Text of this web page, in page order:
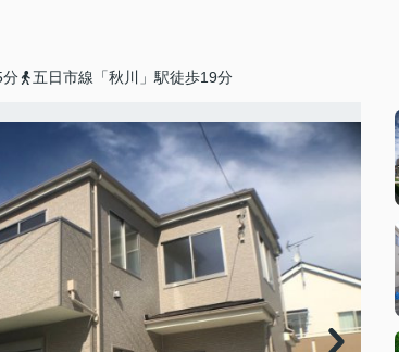
分
五日市線「秋川」駅徒歩19分